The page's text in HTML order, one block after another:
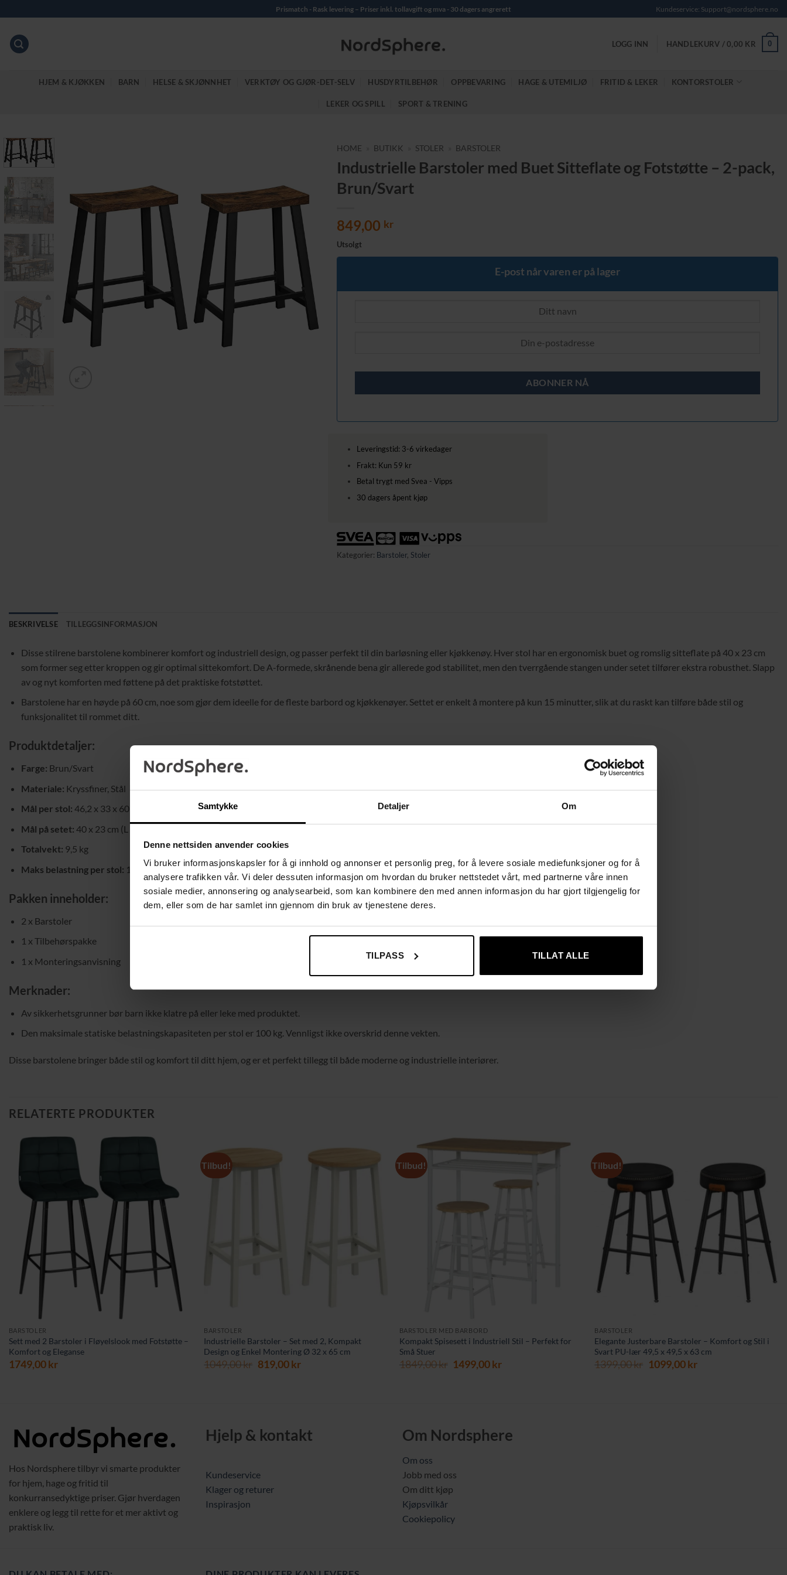
Samtykke Detaljer Om
Denne nettsiden anvender cookies
Vi bruker informasjonskapsler for å gi innhold og annonser et personlig preg, for å levere sosiale mediefunksjoner og for å
analysere trafikken vår. Vi deler dessuten informasjon om hvordan du bruker nettstedet vårt, med partnerne våre innen
sosiale medier, annonsering og analysearbeid, som kan kombinere den med annen informasjon du har gjort tilgjengelig for
dem, eller som de har samlet inn gjennom din bruk av tjenestene deres.
TILPASS TILLAT ALLE
to
content
Prismatch - Rask levering – Priser inkl. tollavgift og mva - 30 dagers angrerett Kundeservice: Support@nordsphere.no
LOGG INN HANDLEKURV /0,00 KR 0
HJEM & KJØKKEN BARN HELSE & SKJØNNHET VERKTØY OG GJØR-DET-SELV HUSDYRTILBEHØR OPPBEVARING HAGE & UTEMILJØ FRITID & LEKER KONTORSTOLER
LEKER OG SPILL SPORT & TRENING
HOME BUTIKK STOLER BARSTOLER
Industrielle Barstoler med Buet Sitteflate og Fotstøtte – 2-pack,
Brun/Svart
849,00 kr
Utsolgt
E-post når varen er på lager
Leveringstid: 3-6 virkedager
Frakt: Kun 59 kr
Betal trygt med Svea - Vipps
30 dagers åpent kjøp
Kategorier: Barstoler, Stoler
BESKRIVELSE TILLEGGSINFORMASJON
Disse stilrene barstolene kombinerer komfort og industriell design, og passer perfekt til din barløsning eller kjøkkenøy. Hver stol har en ergonomisk buet og romslig sitteflate på 40 x 23 cm
som former seg etter kroppen og gir optimal sittekomfort. De A-formede, skrånende bena gir allerede god stabilitet, men den tverrgående stangen under setet tilfører ekstra robusthet. Slapp
av og nyt komforten med føttene på det praktiske fotstøttet.
Barstolene har en høyde på 60 cm, noe som gjør dem ideelle for de fleste barbord og kjøkkenøyer. Settet er enkelt å montere på kun 15 minutter, slik at du raskt kan tilføre både stil og
funksjonalitet til rommet ditt.
Produktdetaljer:
Farge: Brun/Svart
Materiale: Kryssfiner, Stål
Mål per stol: 46,2 x 33 x 60 cm (L x B x H)
Mål på setet: 40 x 23 cm (L x B)
Totalvekt: 9,5 kg
Maks belastning per stol: 100 kg
Pakken inneholder:
2 x Barstoler
1 x Tilbehørspakke
1 x Monteringsanvisning
Merknader:
Av sikkerhetsgrunner bør barn ikke klatre på eller leke med produktet.
Den maksimale statiske belastningskapasiteten per stol er 100 kg. Vennligst ikke overskrid denne vekten.
Disse barstolene bringer både stil og komfort til ditt hjem, og er et perfekt tillegg til både moderne og industrielle interiører.
RELATERTE PRODUKTER
BARSTOLER
Sett med 2 Barstoler i Fløyelslook med Fotstøtte –
Komfort og Eleganse
1749,00kr
Tilbud!
BARSTOLER
Industrielle Barstoler – Set med 2, Kompakt
Design og Enkel Montering Ø 32 x 65 cm
1049,00kr Opprinnelig
819,00krNåværende
Tilbud!
BARSTOLER MED BARBORD
Kompakt Spisesett i Industriell Stil – Perfekt for
Små Stuer
1849,00kr Opprinnelig
1499,00krNåværende
Tilbud!
BARSTOLER
Elegante Justerbare Barstoler – Komfort og Stil i
Svart PU-lær 49,5 x 49,5 x 63 cm
1399,00kr Opprinnelig
1099,00krNåværende
Hos Nordsphere tilbyr vi smarte produkter
for hjem, hage og fritid til
konkurransedyktige priser. Gjør hverdagen
enklere og legg til rette for et mer aktivt og
praktisk liv.
Hjelp & kontakt
Kundeservice
Klager og returer
Inspirasjon
Om Nordsphere
Om oss
Jobb med oss
Om ditt kjøp
Kjøpsvilkår
Cookiepolicy